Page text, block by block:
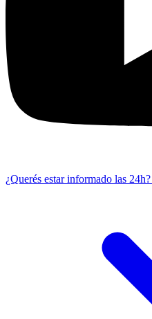
¿Querés estar informado las 24h?